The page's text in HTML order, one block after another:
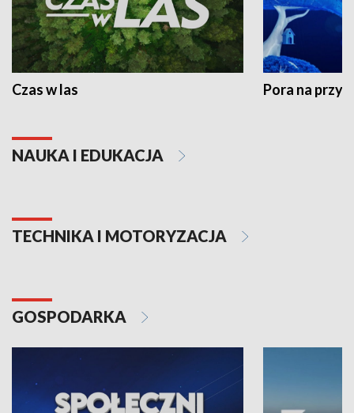
Czas w las Pora na
NAUKA I EDUKACJA
TECHNIKA I MOTORYZACJA
GOSPODARKA